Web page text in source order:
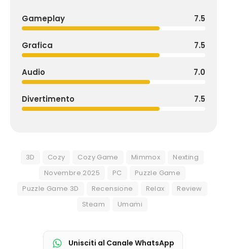
Gameplay 7.5
Grafica 7.5
Audio 7.0
Divertimento 7.5
3D Cozy Cozy Game Mimmox
Nexting
Novembre 2025
PC
Puzzle Game
Puzzle Game 3D
Recensione Relax
Review
Steam
Umami
Unisciti al Canale WhatsApp